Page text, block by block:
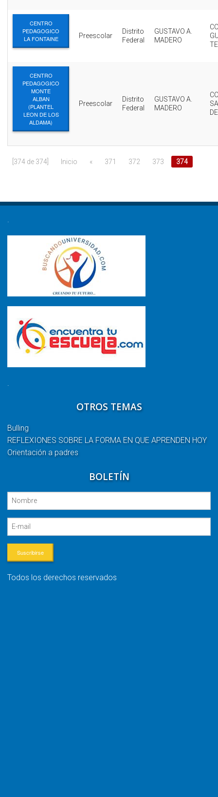
CENTRO
PEDAGOGICO
LA FONTAINE
Preescolar
Distrito
Federal
GUSTAVO A.
MADERO
CENTRO
PEDAGOGICO
MONTE
ALBAN
(PLANTEL
LEON DE LOS
ALDAMA)
Preescolar
Distrito
Federal
GUSTAVO A.
MADERO
[374 de 374] Inicio « 371 372 373 374
.
.
OTROS TEMAS
Bulling
REFLEXIONES SOBRE LA FORMA EN QUE APRENDEN HOY
Orientación a padres
BOLETÍN
Suscribirse
Todos los derechos reservados